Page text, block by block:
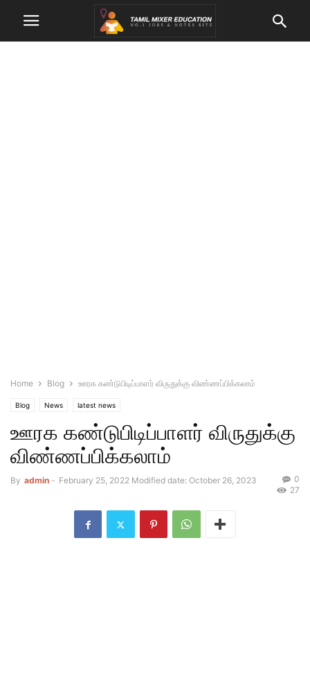
Home Blog ஊரக கண்டுபிடிப்பாளர் விருதுக்கு விண்ணப்பிக்கலாம்
Blog News latest news
ஊரக கண்டுபிடிப்பாளர் விருதுக்கு
விண்ணப்பிக்கலாம்
By admin - February 25, 2022 Modified date: October 26, 2023
0
27